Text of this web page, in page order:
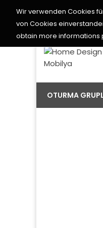
Euro
OTURMA
Wir verwenden Cookies
von Cookies
obtain more informations